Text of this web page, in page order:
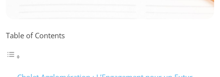
Table of Contents